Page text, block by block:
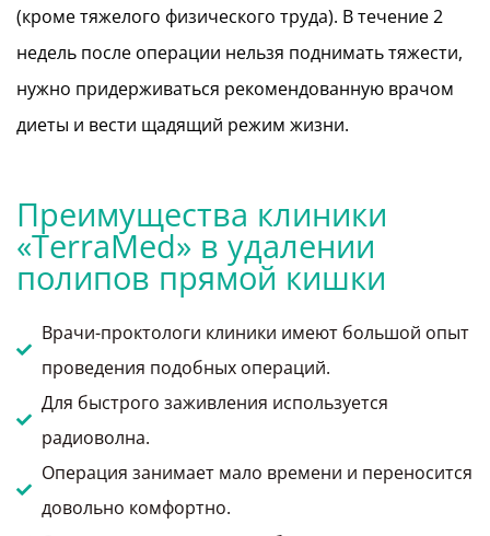
(кроме тяжелого физического труда). В течение 2
недель после операции нельзя поднимать тяжести,
нужно придерживаться рекомендованную врачом
диеты и вести щадящий режим жизни.
Преимущества клиники
«TerraMed» в удалении
полипов прямой кишки
Врачи-проктологи клиники имеют большой опыт
проведения подобных операций.
Для быстрого заживления используется
радиоволна.
Операция занимает мало времени и переносится
довольно комфортно.